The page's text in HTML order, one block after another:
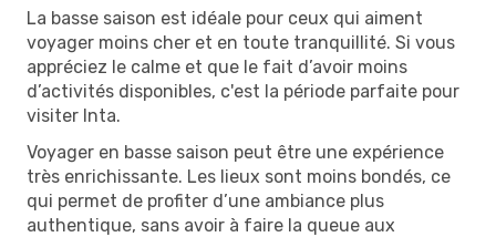
La basse saison est idéale pour ceux qui aiment
voyager moins cher et en toute tranquillité. Si vous
appréciez le calme et que le fait d’avoir moins
d’activités disponibles, c'est la période parfaite pour
visiter Inta.
Voyager en basse saison peut être une expérience
très enrichissante. Les lieux sont moins bondés, ce
qui permet de profiter d’une ambiance plus
authentique, sans avoir à faire la queue aux